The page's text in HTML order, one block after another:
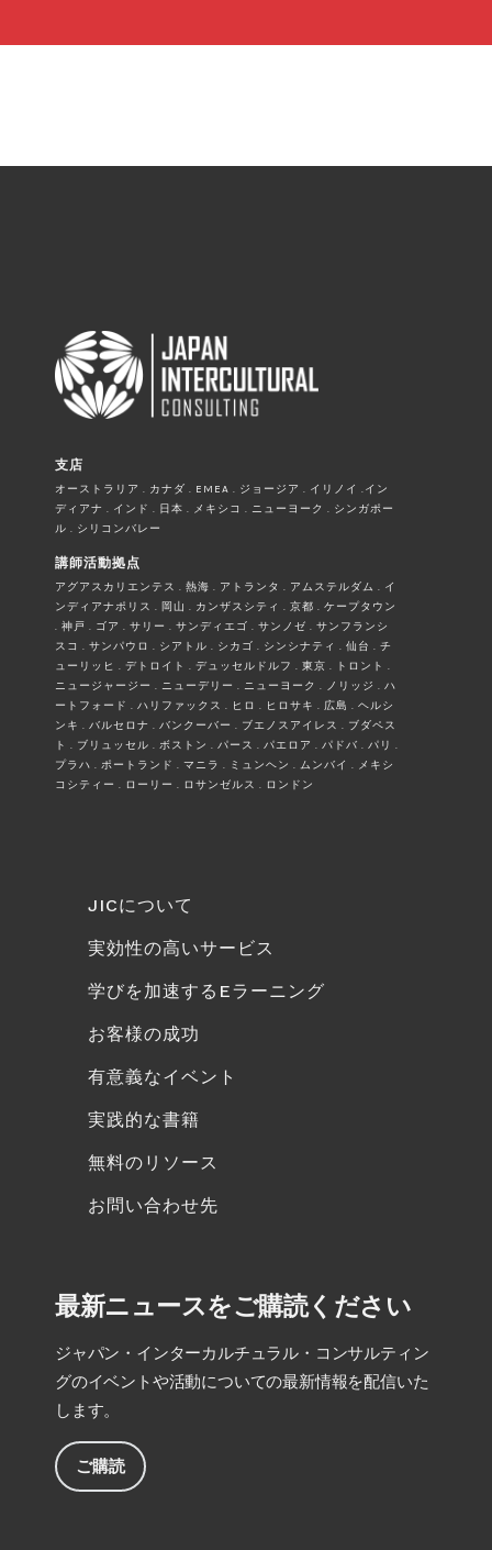
支店
オーストラリア . カナダ . EMEA . ジョージア . イリノイ .イン
ディアナ . インド . 日本 . メキシコ . ニューヨーク . シンガポー
ル . シリコンバレー
講師活動拠点
アグアスカリエンテス . 熱海 . アトランタ . アムステルダム . イ
ンディアナポリス . 岡山 . カンザスシティ . 京都 . ケープタウン
. 神戸 . ゴア . サリー . サンディエゴ . サンノゼ . サンフランシ
スコ . サンパウロ . シアトル . シカゴ . シンシナティ . 仙台 . チ
ューリッヒ . デトロイト . デュッセルドルフ . 東京 . トロント .
ニュージャージー . ニューデリー . ニューヨーク . ノリッジ . ハ
ートフォード . ハリファックス . ヒロ . ヒロサキ . 広島 . ヘルシ
ンキ . バルセロナ . バンクーバー . ブエノスアイレス . ブダペス
ト . ブリュッセル . ボストン . パース . パエロア . パドバ . パリ .
プラハ . ポートランド . マニラ . ミュンヘン . ムンバイ . メキシ
コシティー . ローリー . ロサンゼルス . ロンドン
JICについて
実効性の高いサービス
学びを加速するEラーニング
お客様の成功
有意義なイベント
実践的な書籍
無料のリソース
お問い合わせ先
最新ニュースをご購読ください
ジャパン・インターカルチュラル・コンサルティン
グのイベントや活動についての最新情報を配信いた
します。
ご購読